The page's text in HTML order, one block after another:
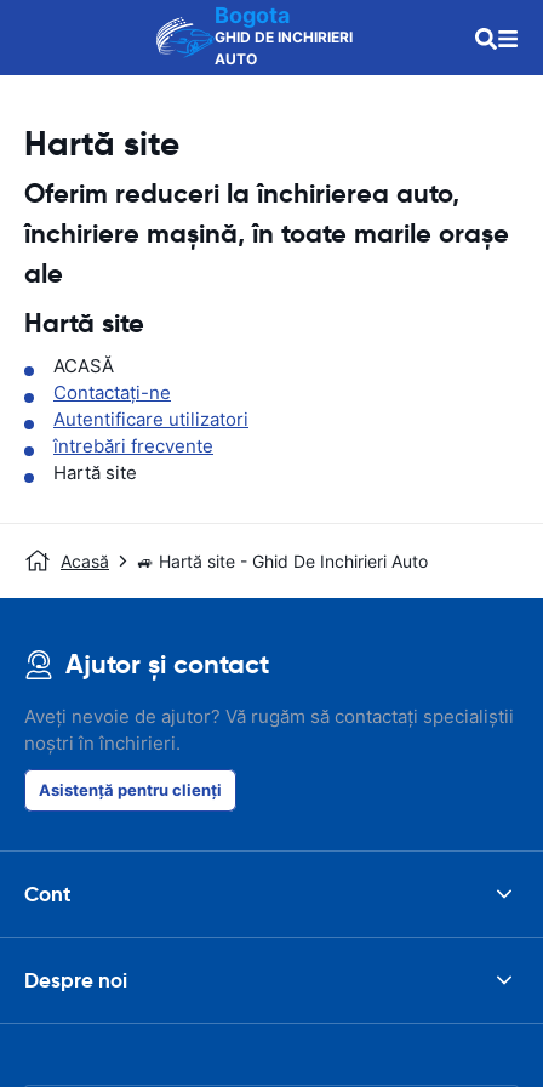
Bogota
GHID DE INCHIRIERI
AUTO
Hartă site
Oferim reduceri la închirierea auto,
închiriere mașină, în toate marile orașe
ale
Hartă site
ACASĂ
Contactaţi-ne
Autentificare utilizatori
întrebări frecvente
Hartă site
Acasă 🚙 Hartă site - Ghid De Inchirieri Auto
Ajutor și contact
Aveți nevoie de ajutor? Vă rugăm să contactați specialiștii
noștri în închirieri.
Asistență pentru clienți
Cont
Despre noi